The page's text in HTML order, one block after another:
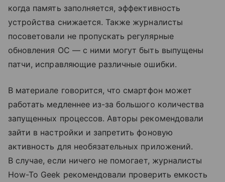
когда память заполняется, эффективность
устройства снижается. Также журналисты
посоветовали не пропускать регулярные
обновления ОС — с ними могут быть выпущены
патчи, исправляющие различные ошибки.
В материале говорится, что смартфон может
работать медленнее из-за большого количества
запущенных процессов. Авторы рекомендовали
зайти в настройки и запретить фоновую
активность для необязательных приложений.
В случае, если ничего не помогает, журналисты
How-To Geek рекомендовали проверить емкость